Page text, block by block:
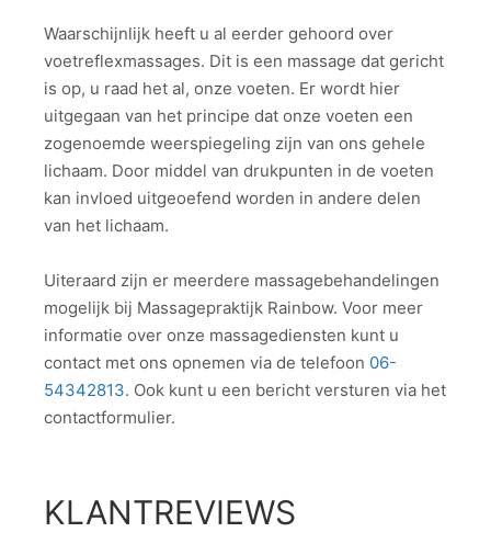
Waarschijnlijk heeft u al eerder gehoord over
voetreflexmassages. Dit is een massage dat gericht
is op, u raad het al, onze voeten. Er wordt hier
uitgegaan van het principe dat onze voeten een
zogenoemde weerspiegeling zijn van ons gehele
lichaam. Door middel van drukpunten in de voeten
kan invloed uitgeoefend worden in andere delen
van het lichaam.
Uiteraard zijn er meerdere massagebehandelingen
mogelijk bij Massagepraktijk Rainbow. Voor meer
informatie over onze massagediensten kunt u
contact met ons opnemen via de telefoon 06-
54342813. Ook kunt u een bericht versturen via het
contactformulier.
KLANTREVIEWS